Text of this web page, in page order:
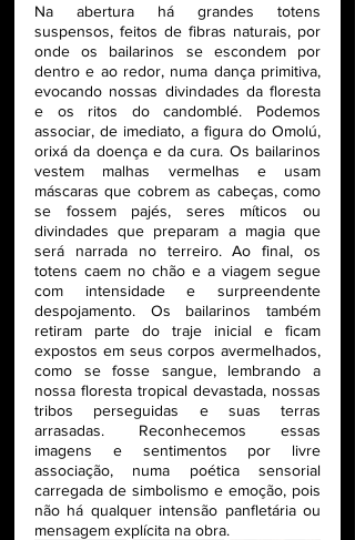
Na abertura há grandes totens
suspensos, feitos de fibras naturais, por
onde os bailarinos se escondem por
dentro e ao redor, numa dança primitiva,
evocando nossas divindades da floresta
e os ritos do candomblé. Podemos
associar, de imediato, a figura do Omolú,
orixá da doença e da cura. Os bailarinos
vestem malhas vermelhas e usam
máscaras que cobrem as cabeças, como
se fossem pajés, seres míticos ou
divindades que preparam a magia que
será narrada no terreiro. Ao final, os
totens caem no chão e a viagem segue
com intensidade e surpreendente
despojamento. Os bailarinos também
retiram parte do traje inicial e ficam
expostos em seus corpos avermelhados,
como se fosse sangue, lembrando a
nossa floresta tropical devastada, nossas
tribos perseguidas e suas terras
arrasadas. Reconhecemos essas
imagens e sentimentos por livre
associação, numa poética sensorial
carregada de simbolismo e emoção, pois
não há qualquer intensão panfletária ou
mensagem explícita na obra.